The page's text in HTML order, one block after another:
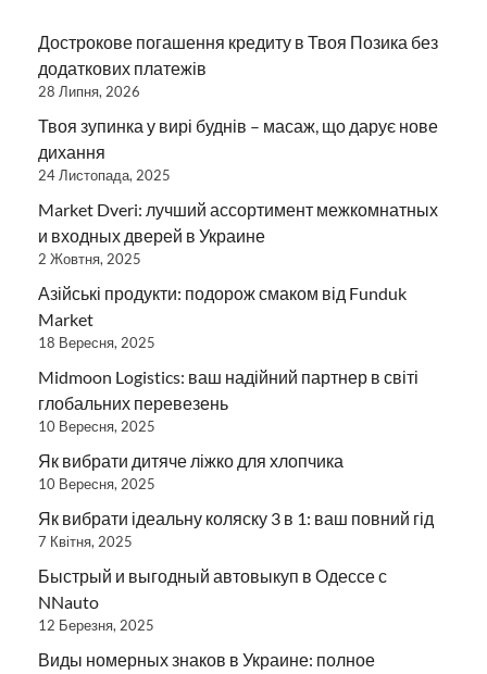
Дострокове погашення кредиту в Твоя Позика без
додаткових платежів
28 Липня, 2026
Твоя зупинка у вирі буднів – масаж, що дарує нове
дихання
24 Листопада, 2025
Market Dveri: лучший ассортимент межкомнатных
и входных дверей в Украине
2 Жовтня, 2025
Азійські продукти: подорож смаком від Funduk
Market
18 Вересня, 2025
Midmoon Logistics: ваш надійний партнер в світі
глобальних перевезень
10 Вересня, 2025
Як вибрати дитяче ліжко для хлопчика
10 Вересня, 2025
Як вибрати ідеальну коляску 3 в 1: ваш повний гід
7 Квітня, 2025
Быстрый и выгодный автовыкуп в Одессе с
NNauto
12 Березня, 2025
Виды номерных знаков в Украине: полное